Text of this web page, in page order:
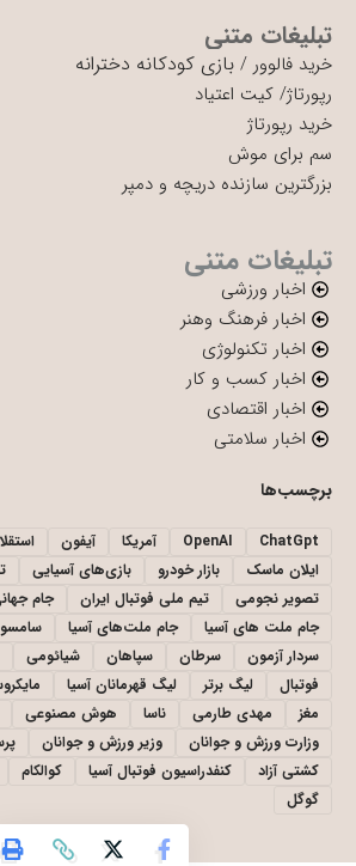
تبلیغات متنی
خرید فالوور / بازی کودکانه دخترانه
رپورتاژ/ کیت اعتیاد
خرید رپورتاژ
سم برای موش
بزرگترین سازنده دریچه و دمپر
تبلیغات متنی
اخبار ورزشی
اخبار فرهنگ وهنر
اخبار تکنولوژی
اخبار کسب و کار
اخبار اقتصادی
اخبار سلامتی
برچسب‌ها
ChatGpt
OpenAI آمریکا آیفون
ایلان ماسک
بازار خودرو بازی‌های آسیایی
تصویر نجومی
تیم ملی فوتبال ایران
جام
جام ملت های آسیا
جام ملت‌های آسیا
سردار آزمون
سرطان سپاهان شیائومی
فوتبال
لیگ برتر لیگ قهرمانان آسیا
مغز
مهدی طارمی ناسا هوش مصنوعی
وزارت ورزش و جوانان
وزیر ورزش و جوانان
کشتی آزاد
کنفدراسیون فوتبال آسیا کوالکام
گوگل